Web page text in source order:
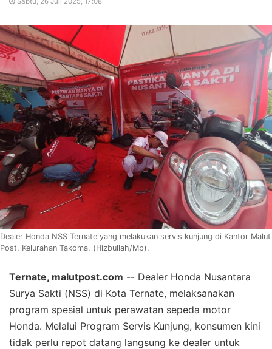
Dealer Honda NSS Ternate yang melakukan servis kunjung di Kantor Malut
Post, Kelurahan Takoma. (Hizbullah/Mp).
Ternate, malutpost.com -- Dealer Honda Nusantara
Surya Sakti (NSS) di Kota Ternate, melaksanakan
program spesial untuk perawatan sepeda motor
Honda. Melalui Program Servis Kunjung, konsumen kini
tidak perlu repot datang langsung ke dealer untuk